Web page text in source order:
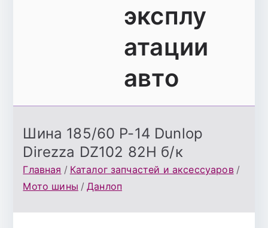
эксплу
атации
авто
Шина 185/60 Р-14 Dunlop
Direzza DZ102 82H б/к
Главная
Каталог запчастей и аксессуаров
Мото шины
Данлоп